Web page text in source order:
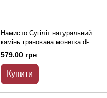
Намисто Сугіліт натуральний
камінь гранована монетка d-
8х5мм+- L-48см+-
579.00 грн
Купити